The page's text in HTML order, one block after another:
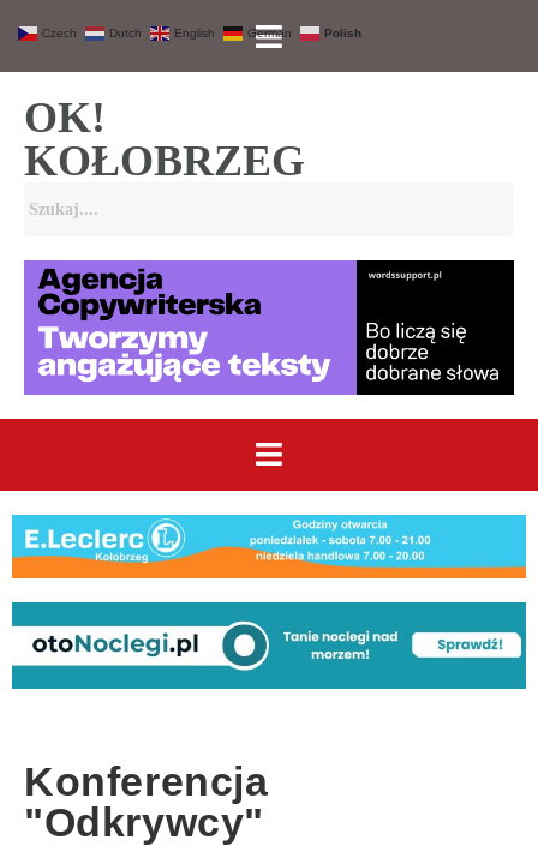
OK!
KOŁOBRZEG
Konferencja
"Odkrywcy"
Czech Dutch English German Polish